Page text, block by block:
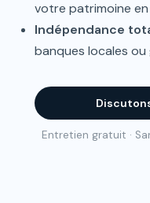
votre patrimoine
Indépendance
banques locales ou
Entretien gratuit ·